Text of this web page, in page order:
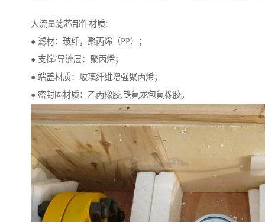
大流量滤芯部件材质:
● 滤材：玻纤，聚丙烯（PP）；
● 支撑/导流层：聚丙烯；
● 端盖材质：玻璃纤维增强聚丙烯；
● 密封圈材质：乙丙橡胶,铁氟龙包氟橡胶。